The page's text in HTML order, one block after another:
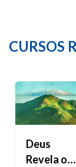
CURSOS
Deus
Revela o